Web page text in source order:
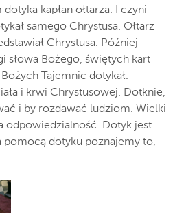
kapłan ołtarza. I czyni
samego Chrystusa. Ołtarz
Chrystusa. Później
słowa Bożego, świętych kart
Tajemnic dotykał.
i krwi Chrystusowej. Dotknie,
i by rozdawać ludziom. Wielki
odpowiedzialność. Dotyk jest
pomocą dotyku poznajemy to,